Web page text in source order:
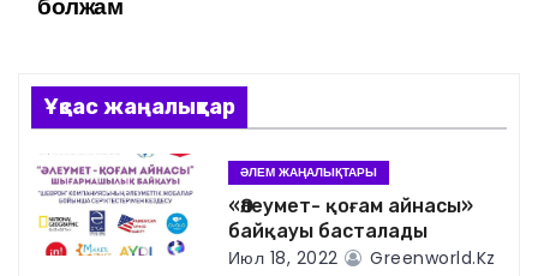
и
г
а
ц
болжам
Ұқсас жаңалықтар
ӘЛЕМ ЖАҢАЛЫҚТАРЫ
«Әлеумет- қоғам айнасы»
байқауы басталады
Июл 18, 2022 Greenworld.kz